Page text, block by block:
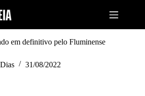
em definitivo pelo Fluminense
31/08/2022